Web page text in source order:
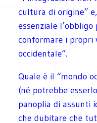
cultura di origine”
essenziale
conformare i propri
occidentale”.
Quale è il “mondo
(né potrebbe
panoplia di assunti
che dubitare che